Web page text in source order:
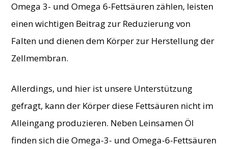
Omega 3- und Omega 6-Fettsäuren zählen, leisten
einen wichtigen Beitrag zur Reduzierung von
Falten und dienen dem Körper zur Herstellung der
Zellmembran.
Allerdings, und hier ist unsere Unterstützung
gefragt, kann der Körper diese Fettsäuren nicht im
Alleingang produzieren. Neben Leinsamen Öl
finden sich die Omega-3- und Omega-6-Fettsäuren